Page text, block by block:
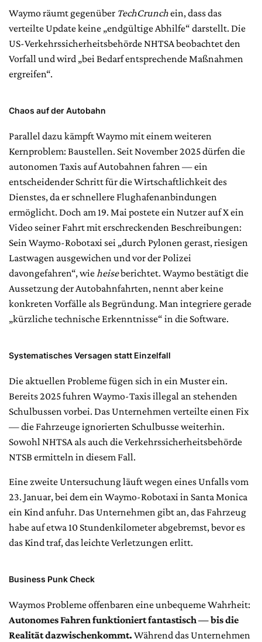
Waymo räumt gegenüber TechCrunchein, dass das
verteilte Update keine „endgültige Abhilfe“ darstellt. Die
US-Verkehrssicherheitsbehörde NHTSA beobachtet den
Vorfall und wird „bei Bedarf entsprechende Maßnahmen
ergreifen“.
Chaos auf der Autobahn
Parallel dazu kämpft Waymo mit einem weiteren
Kernproblem: Baustellen. Seit November 2025 dürfen die
autonomen Taxis auf Autobahnen fahren — ein
entscheidender Schritt für die Wirtschaftlichkeit des
Dienstes, da er schnellere Flughafenanbindungen
ermöglicht. Doch am 19. Mai postete ein Nutzer auf X ein
Video seiner Fahrt mit erschreckenden Beschreibungen:
Sein Waymo-Robotaxi sei „durch Pylonen gerast, riesigen
Lastwagen ausgewichen und vor der Polizei
davongefahren“, wieheiseberichtet. Waymo bestätigt die
Aussetzung der Autobahnfahrten, nennt aber keine
konkreten Vorfälle als Begründung. Man integriere gerade
„kürzliche technische Erkenntnisse“ in die Software.
Systematisches Versagen statt Einzelfall
Die aktuellen Probleme fügen sich in ein Muster ein.
Bereits 2025 fuhren Waymo-Taxis illegal an stehenden
Schulbussen vorbei. Das Unternehmen verteilte einen Fix
— die Fahrzeuge ignorierten Schulbusse weiterhin.
Sowohl NHTSA als auch die Verkehrssicherheitsbehörde
NTSB ermitteln in diesem Fall.
Eine zweite Untersuchung läuft wegen eines Unfalls vom
23. Januar, bei dem ein Waymo-Robotaxi in Santa Monica
ein Kind anfuhr. Das Unternehmen gibt an, das Fahrzeug
habe auf etwa 10 Stundenkilometer abgebremst, bevor es
das Kind traf, das leichte Verletzungen erlitt.
Business Punk Check
Waymos Probleme offenbaren eine unbequeme Wahrheit:
Autonomes Fahren funktioniert fantastisch — bis die
Realität dazwischenkommt.Während das Unternehmen